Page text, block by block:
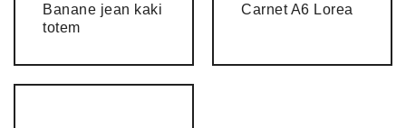
Banane jean kaki
totem
Carnet A6 Lorea